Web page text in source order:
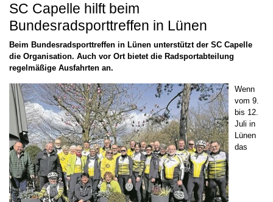
SC Capelle hilft beim
Bundesradsporttreffen in Lünen
Beim Bundesradsporttreffen in Lünen unterstützt der SC Capelle
die Organisation. Auch vor Ort bietet die Radsportabteilung
regelmäßige Ausfahrten an.
Wenn
vom 9.
bis 12.
Juli in
Lünen
das